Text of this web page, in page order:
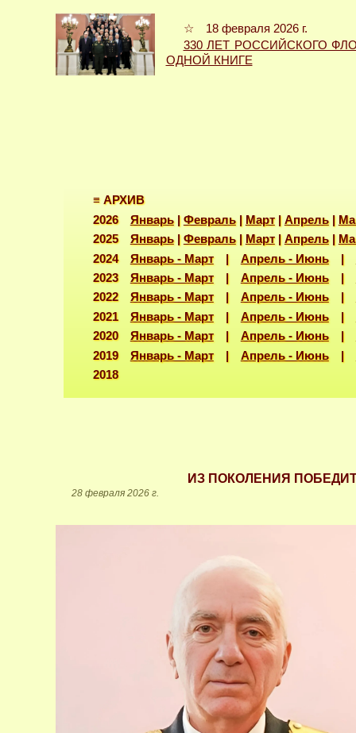
☆ 18 февраля 2026 г.
330 ЛЕТ РОССИЙСКОГО
ОДНОЙ КНИГЕ
≡ АРХИВ
2026 Январь|Февраль| Март|Апрель|
2025 Январь|Февраль| Март|Апрель|
2024 Январь - Март| Апрель - Июнь|
2023 Январь - Март| Апрель - Июнь|
2022 Январь - Март| Апрель - Июнь|
2021 Январь - Март| Апрель - Июнь|
2020 Январь - Март| Апрель - Июнь|
2019 Январь - Март| Апрель - Июнь|
ИЗ ПОКОЛЕНИЯ
28 февраля 2026 г.